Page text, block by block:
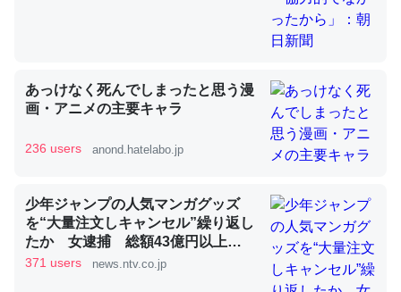
昆虫ってカルシウム少ないのか。知らんかった。調べたら
コオロギのカルシウム分はエビの600分の1程度。
─ニュース :: 【研究発表】昆虫学の大問題＝「昆虫はなぜ海にいな
論文では「淡水はカルシウムも酸素も不足してて両方に不
あっけなく死んでしまったと思う漫
画・アニメの主要キャラ
236 users anond.hatelabo.jp
少年ジャンプの人気マンガグッズ
を“大量注文しキャンセル”繰り返し
たか 女逮捕 総額43億円以上
（2026年8月6日掲載）｜日テレ
371 users news.ntv.co.jp